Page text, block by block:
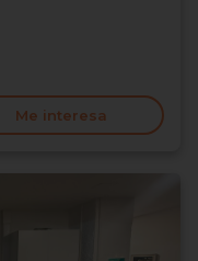
Me interesa